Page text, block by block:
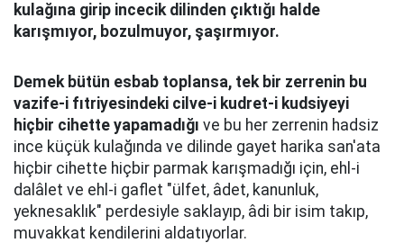
kulağına girip incecik dilinden çıktığı halde
karışmıyor, bozulmuyor, şaşırmıyor.
Demek bütün esbab toplansa, tek bir zerrenin bu
vazife-i fıtriyesindeki cilve-i kudret-i kudsiyeyi
hiçbir cihette yapamadığı ve bu her zerrenin hadsiz
ince küçük kulağında ve dilinde gayet harika san'ata
hiçbir cihette hiçbir parmak karışmadığı için, ehl-i
dalâlet ve ehl-i gaflet "ülfet, âdet, kanunluk,
yeknesaklık" perdesiyle saklayıp, âdi bir isim takıp,
muvakkat kendilerini aldatıyorlar.